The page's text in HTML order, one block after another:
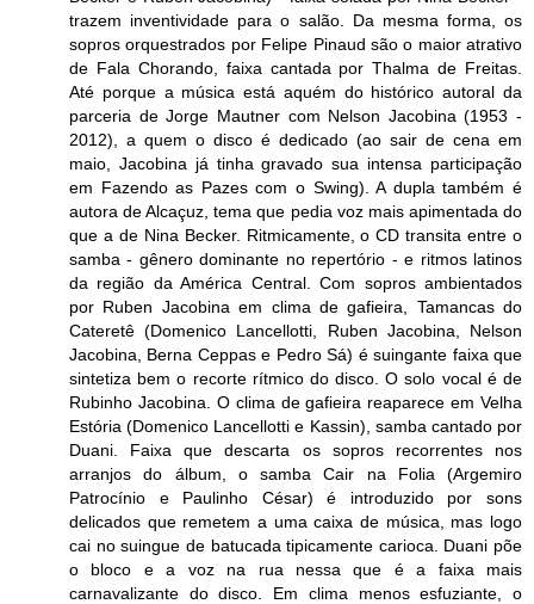
trazem inventividade para o salão. Da mesma forma, os
sopros orquestrados por Felipe Pinaud são o maior atrativo
de Fala Chorando, faixa cantada por Thalma de Freitas.
Até porque a música está aquém do histórico autoral da
parceria de Jorge Mautner com Nelson Jacobina (1953 -
2012), a quem o disco é dedicado (ao sair de cena em
maio, Jacobina já tinha gravado sua intensa participação
em Fazendo as Pazes com o Swing). A dupla também é
autora de Alcaçuz, tema que pedia voz mais apimentada do
que a de Nina Becker. Ritmicamente, o CD transita entre o
samba - gênero dominante no repertório - e ritmos latinos
da região da América Central. Com sopros ambientados
por Ruben Jacobina em clima de gafieira, Tamancas do
Cateretê (Domenico Lancellotti, Ruben Jacobina, Nelson
Jacobina, Berna Ceppas e Pedro Sá) é suingante faixa que
sintetiza bem o recorte rítmico do disco. O solo vocal é de
Rubinho Jacobina. O clima de gafieira reaparece em Velha
Estória (Domenico Lancellotti e Kassin), samba cantado por
Duani. Faixa que descarta os sopros recorrentes nos
arranjos do álbum, o samba Cair na Folia (Argemiro
Patrocínio e Paulinho César) é introduzido por sons
delicados que remetem a uma caixa de música, mas logo
cai no suingue de batucada tipicamente carioca. Duani põe
o bloco e a voz na rua nessa que é a faixa mais
carnavalizante do disco. Em clima menos esfuziante, o